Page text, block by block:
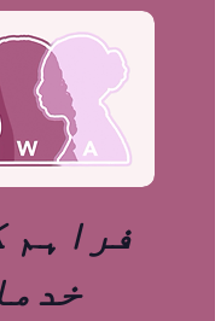
فراہم